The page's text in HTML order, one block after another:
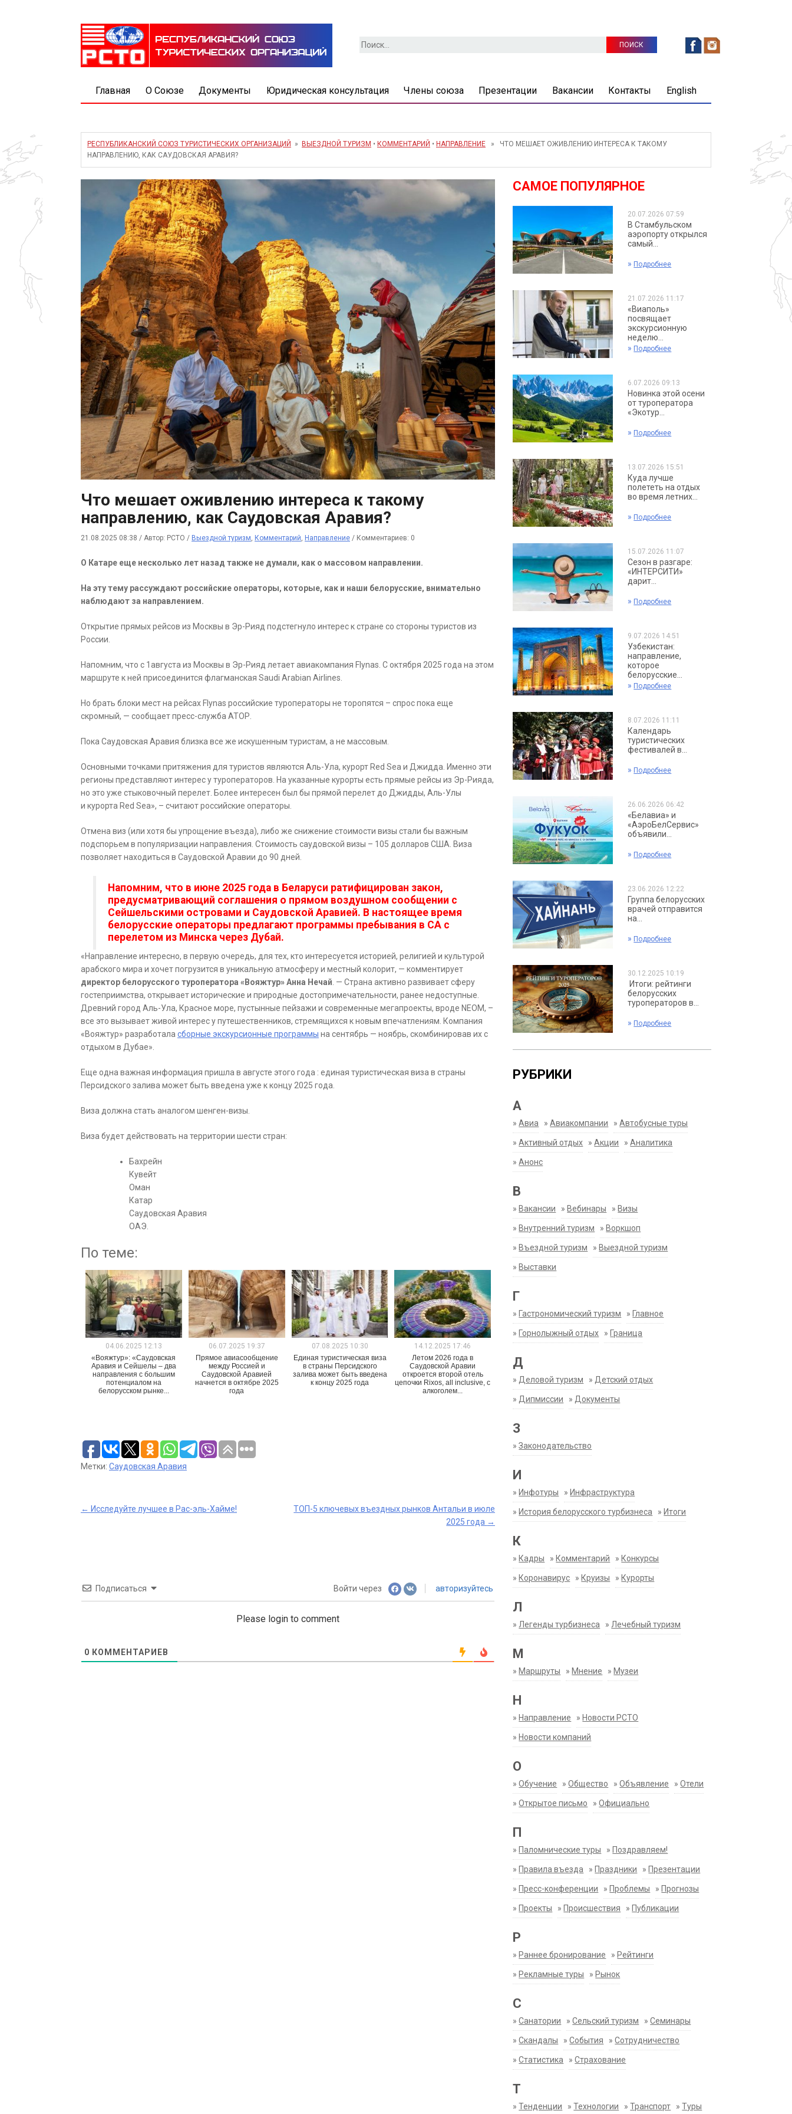
Найти:
Главная О Союзе Документы Юридическая консультация Члены союза Презентации Вакансии Контакты English
РЕСПУБЛИКАНСКИЙ СОЮЗ ТУРИСТИЧЕСКИХ ОРГАНИЗАЦИЙ » ВЫЕЗДНОЙ ТУРИЗМ • КОММЕНТАРИЙ • НАПРАВЛЕНИЕ » ЧТО МЕШАЕТ ОЖИВЛЕНИЮ ИНТЕРЕСА К ТАКОМУ
НАПРАВЛЕНИЮ, КАК САУДОВСКАЯ АРАВИЯ?
Что мешает оживлению интереса к такому
направлению, как Саудовская Аравия?
21.08.2025 08:38 / Автор: РСТО / Выездной туризм, Комментарий, Направление / Комментариев: 0
О Катаре еще несколько лет назад также не думали, как о массовом направлении.
На эту тему рассуждают российские операторы, которые, как и наши белорусские, внимательно
наблюдают за направлением.
Открытие прямых рейсов из Москвы в Эр-Рияд подстегнуло интерес к стране со стороны туристов из
России.
Напомним, что с 1августа из Москвы в Эр-Рияд летает авиакомпания Flynas. С октября 2025 года на этом
маршруте к ней присоединится флагманская Saudi Arabian Airlines.
Но брать блоки мест на рейсах Flynas российские туроператоры не торопятся – спрос пока еще
скромный, — сообщает пресс-служба АТОР.
Пока Саудовская Аравия близка все же искушенным туристам, а не массовым.
Основными точками притяжения для туристов являются Аль-Ула, курорт Red Sea и Джидда. Именно эти
регионы представляют интерес у туроператоров. На указанные курорты есть прямые рейсы из Эр-Рияда,
но это уже стыковочный перелет. Более интересен был бы прямой перелет до Джидды, Аль-Улы
и курорта Red Sea», – считают российские операторы.
Отмена виз (или хотя бы упрощение въезда), либо же снижение стоимости визы стали бы важным
подспорьем в популяризации направления. Стоимость саудовской визы – 105 долларов США. Виза
позволяет находиться в Саудовской Аравии до 90 дней.
Напомним, что в июне 2025 года в Беларуси ратифицирован закон,
предусматривающий соглашения о прямом воздушном сообщении с
Сейшельскими островами и Саудовской Аравией. В настоящее время
белорусские операторы предлагают программы пребывания в СА с
перелетом из Минска через Дубай.
«Направление интересно, в первую очередь, для тех, кто интересуется историей, религией и культурой
арабского мира и хочет погрузится в уникальную атмосферу и местный колорит, — комментирует
директор белорусского туроператора «Вояжтур» Анна Нечай . — Страна активно развивает сферу
гостеприимства, открывает исторические и природные достопримечательности, ранее недоступные.
Древний город Аль-Ула, Красное море, пустынные пейзажи и современные мегапроекты, вроде NEOM, –
все это вызывает живой интерес у путешественников, стремящихся к новым впечатлениям. Компания
«Вояжтур» разработала сборные экскурсионные программы на сентябрь — ноябрь, скомбинировав их с
отдыхом в Дубае».
Еще одна важная информация пришла в августе этого года : единая туристическая виза в страны
Персидского залива может быть введена уже к концу 2025 года.
Виза должна стать аналогом шенген-визы.
Виза будет действовать на территории шести стран:
Бахрейн
Кувейт
Оман
Катар
Саудовская Аравия
ОАЭ.
По теме:
04.06.2025 12:13
«Вояжтур»: «Саудовская
Аравия и Сейшелы – два
направления с большим
потенциалом на
белорусском рынке...
06.07.2025 19:37
Прямое авиасообщение
между Россией и
Саудовской Аравией
начнется в октябре 2025
года
07.08.2025 10:30
Единая туристическая виза
в страны Персидского
залива может быть введена
к концу 2025 года
14.12.2025 17:46
Летом 2026 года в
Саудовской Аравии
откроется второй отель
цепочки Rixos, all inclusive, с
алкоголем...
Метки: Саудовская Аравия
Post
← Исследуйте лучшее в Рас-эль-Хайме!
ТОП-5 ключевых въездных рынков Антальи в июле
2025 года →
Подписаться Войти через авторизуйтесь
Please login to comment
0 КОММЕНТАРИЕВ
САМОЕ ПОПУЛЯРНОЕ
20.07.2026 07:59
В Стамбульском
аэропорту открылся
самый...
» Подробнее
21.07.2026 11:17
«Виаполь»
посвящает
экскурсионную
неделю...
» Подробнее
6.07.2026 09:13
Новинка этой осени
от туроператора
«Экотур...
» Подробнее
13.07.2026 15:51
Куда лучше
полететь на отдых
во время летних...
» Подробнее
15.07.2026 11:07
Сезон в разгаре:
«ИНТЕРСИТИ»
дарит...
» Подробнее
9.07.2026 14:51
Узбекистан:
направление,
которое
белорусские...
» Подробнее
8.07.2026 11:11
Календарь
туристических
фестивалей в...
» Подробнее
26.06.2026 06:42
«Белавиа» и
«АэроБелСервис»
объявили...
» Подробнее
23.06.2026 12:22
Группа белорусских
врачей отправится
на...
» Подробнее
30.12.2025 10:19
Итоги: рейтинги
белорусских
туроператоров в...
» Подробнее
РУБРИКИ
А
»Авиа »Авиакомпании »Автобусные туры
»Активный отдых »Акции »Аналитика
»Анонс
В
» Вакансии » Вебинары » Визы
» Внутренний туризм » Воркшоп
» Въездной туризм » Выездной туризм
» Выставки
Г
» Гастрономический туризм » Главное
» Горнолыжный отдых » Граница
Д
» Деловой туризм » Детский отдых
» Дипмиссии » Документы
З
»Законодательство
И
» Инфотуры » Инфраструктура
» История белорусского турбизнеса » Итоги
К
» Кадры » Комментарий » Конкурсы
» Коронавирус » Круизы » Курорты
Л
» Легенды турбизнеса » Лечебный туризм
М
» Маршруты » Мнение » Музеи
Н
» Направление » Новости РСТО
» Новости компаний
О
»Обучение »Общество »Объявление »Отели
»Открытое письмо »Официально
П
» Паломнические туры » Поздравляем!
» Правила въезда » Праздники » Презентации
» Пресс-конференции » Проблемы » Прогнозы
» Проекты » Происшествия » Публикации
Р
» Раннее бронирование » Рейтинги
» Рекламные туры » Рынок
С
»Санатории »Сельский туризм »Семинары
»Скандалы »События »Сотрудничество
»Статистика »Страхование
Т
»Тенденции »Технологии »Транспорт »Туры